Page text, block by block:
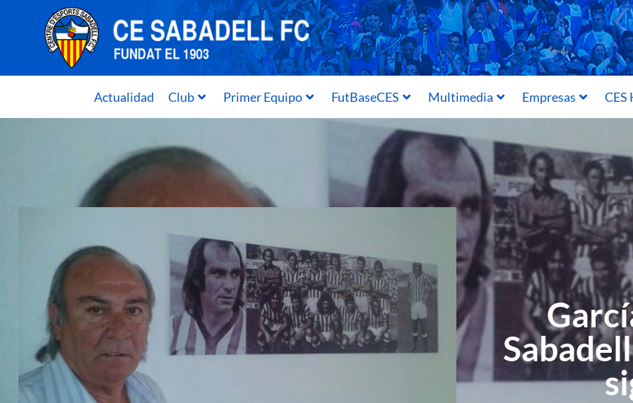
Actualidad Club Primer Equipo FutBaseCES Multimedia Empresas CES